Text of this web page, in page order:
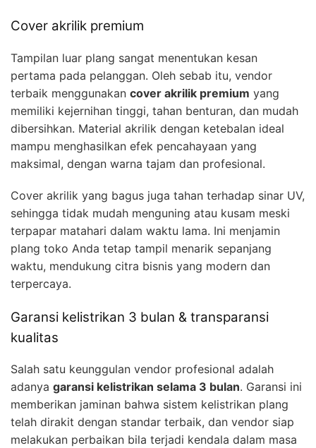
Cover akrilik premium
Tampilan luar plang sangat menentukan kesan
pertama pada pelanggan. Oleh sebab itu, vendor
terbaik menggunakan cover akrilik premium yang
memiliki kejernihan tinggi, tahan benturan, dan mudah
dibersihkan. Material akrilik dengan ketebalan ideal
mampu menghasilkan efek pencahayaan yang
maksimal, dengan warna tajam dan profesional.
Cover akrilik yang bagus juga tahan terhadap sinar UV,
sehingga tidak mudah menguning atau kusam meski
terpapar matahari dalam waktu lama. Ini menjamin
plang toko Anda tetap tampil menarik sepanjang
waktu, mendukung citra bisnis yang modern dan
terpercaya.
Garansi kelistrikan 3 bulan & transparansi
kualitas
Salah satu keunggulan vendor profesional adalah
adanya garansi kelistrikan selama 3 bulan. Garansi ini
memberikan jaminan bahwa sistem kelistrikan plang
telah dirakit dengan standar terbaik, dan vendor siap
melakukan perbaikan bila terjadi kendala dalam masa